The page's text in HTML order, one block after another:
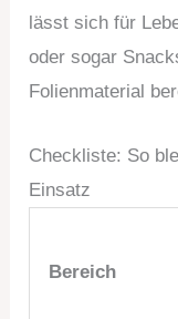
lässt sich für
oder sogar
Folienmaterial
Checkliste: So
Einsatz
Bereich